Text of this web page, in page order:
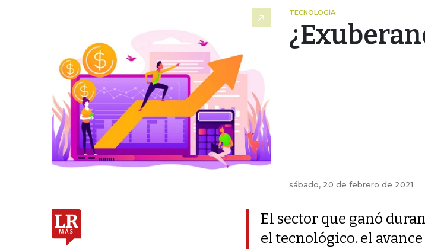
TECNOLOGÍA
sábado, 20 de febrero de 2021
El sector que ganó
el tecnológico. el